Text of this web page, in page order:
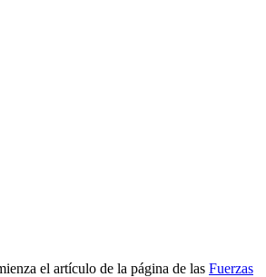
el artículo de la página de las Fuerzas